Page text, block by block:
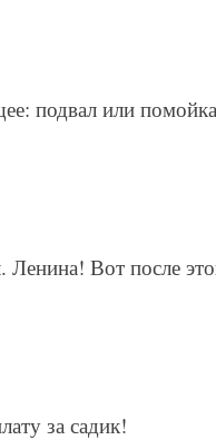
подвал или
Вот после
за садик!